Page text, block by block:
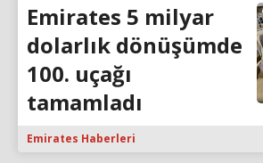
Emirates 5 milyar
dolarlık dönüşümde
100. uçağı
tamamladı
Emirates Haberleri